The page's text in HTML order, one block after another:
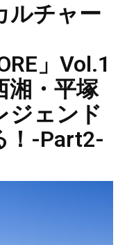
ルチャー
」Vol.1
湘・平塚
ジェンド
！-Part2-